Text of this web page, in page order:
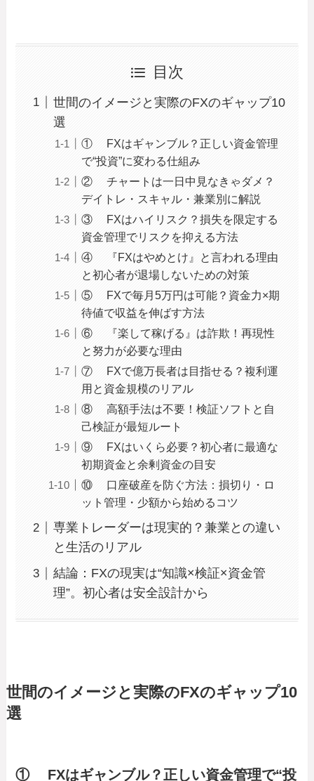
目次
世間のイメージと実際のFXのギャップ10
選
① FXはギャンブル？正しい資金管理
で“投資”に変わる仕組み
② チャートは一日中見なきゃダメ？
デイトレ・スキャル・兼業別に解説
③ FXはハイリスク？損失を限定する
資金管理でリスクを抑える方法
④ 『FXはやめとけ』と言われる理由
と初心者が退場しないための対策
⑤ FXで毎月5万円は可能？資金力×期
待値で収益を伸ばす方法
⑥ 『楽して稼げる』は詐欺！再現性
と努力が必要な理由
⑦ FXで億万長者は目指せる？複利運
用と資金規模のリアル
⑧ 高額手法は不要！検証ソフトと自
己検証が最短ルート
⑨ FXはいくら必要？初心者に最適な
初期資金と余剰資金の目安
⑩ 口座破産を防ぐ方法：損切り・ロ
ット管理・少額から始めるコツ
専業トレーダーは現実的？兼業との違い
と生活のリアル
結論：FXの現実は“知識×検証×資金管
理”。初心者は安全設計から
世間のイメージと実際のFXのギャップ10
選
① FXはギャンブル？正しい資金管理で“投